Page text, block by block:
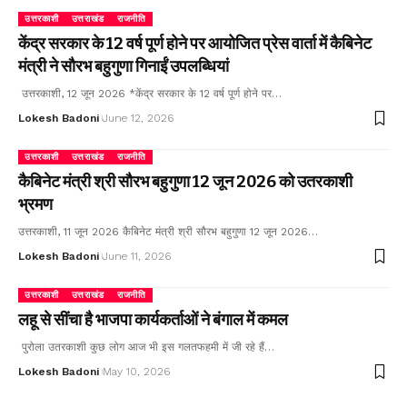
उत्तरकाशी उत्तराखंड राजनीति
केंद्र सरकार के 12 वर्ष पूर्ण होने पर आयोजित प्रेस वार्ता में कैबिनेट
मंत्री ने सौरभ बहुगुणा गिनाईं उपलब्धियां
उत्तरकाशी, 12 जून 2026 *केंद्र सरकार के 12 वर्ष पूर्ण होने पर…
Lokesh Badoni June 12, 2026
उत्तरकाशी उत्तराखंड राजनीति
कैबिनेट मंत्री श्री सौरभ बहुगुणा 12 जून 2026 को उतरकाशी
भ्रमण
उत्तरकाशी, 11 जून 2026 कैबिनेट मंत्री श्री सौरभ बहुगुणा 12 जून 2026…
Lokesh Badoni June 11, 2026
उत्तरकाशी उत्तराखंड राजनीति
लहू से सींचा है भाजपा कार्यकर्ताओं ने बंगाल में कमल
पुरोला उतरकाशी कुछ लोग आज भी इस गलतफहमी में जी रहे हैं…
Lokesh Badoni May 10, 2026